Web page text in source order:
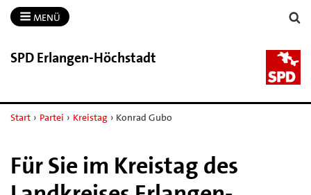
MENÜ
SPD Erlangen-​Höchstadt
Start › Partei › Kreistag › Konrad Gubo
Für Sie im Kreistag des